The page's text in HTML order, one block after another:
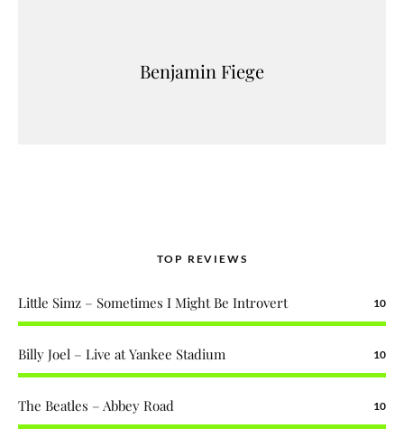
Benjamin Fiege
TOP REVIEWS
Little Simz – Sometimes I Might Be Introvert 10
Billy Joel – Live at Yankee Stadium 10
The Beatles – Abbey Road 10